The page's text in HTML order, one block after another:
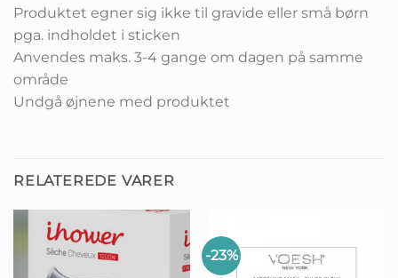
Produktet egner sig ikke til gravide eller små børn
pga. indholdet i sticken
Anvendes maks. 3-4 gange om dagen på samme
område
Undgå øjnene med produktet
RELATEREDE VARER
-23%